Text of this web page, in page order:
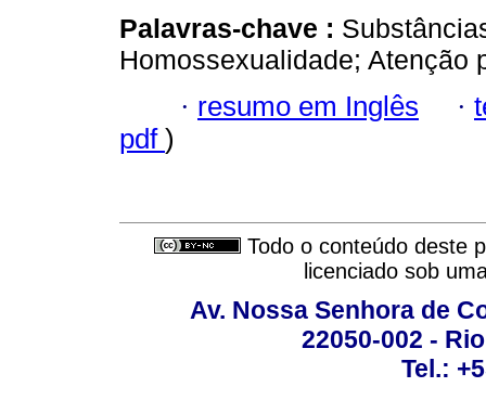
Palavras-chave :
Homossexualidade; Atenção
· resumo em Inglês ·
pdf )
Todo o conteúdo deste
licenciado sob
Av. Nossa Senhora de
22050-002 -
Tel.: